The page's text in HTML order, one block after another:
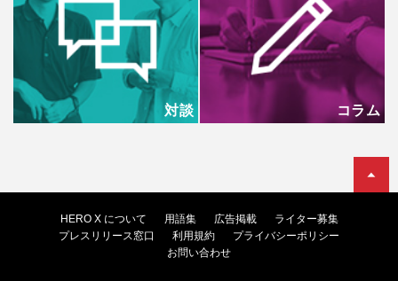
対談 コラム
HERO X について 用語集 広告掲載
ライター募集
プレスリリース窓口
利用規約
プライバシーポリシー
お問い合わせ